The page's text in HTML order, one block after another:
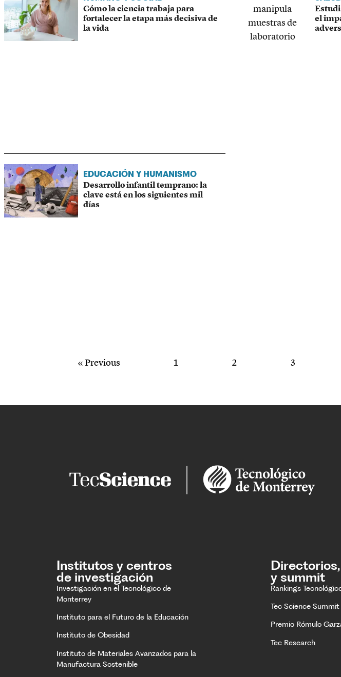
Cómo la ciencia trabaja para
fortalecer la etapa más decisiva de
la vida
el
EDUCACIÓN Y HUMANISMO
Desarrollo infantil temprano: la
clave está en los siguientes mil
días
« Previous 1 2 3
Institutos y centros
de investigación
Investigación en el Tecnológico de
Monterrey
Instituto para el Futuro de la Educación
Instituto de Obesidad
Instituto de Materiales Avanzados para la
Manufactura Sostenible
y summit
Rankings
Tec Science Summit
Premio Rómulo
Tec Research